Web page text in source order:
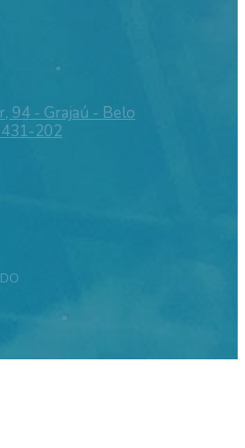
94 - Grajaú - Belo
202